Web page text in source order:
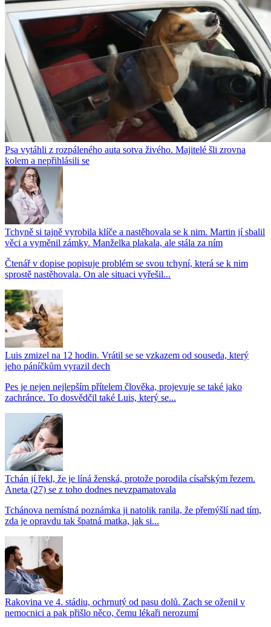
Psa vytáhli z rozpáleného auta sotva živého. Majitelé šli zrovna
kolem a nepřihlásili se
Tchyně si tajně vyrobila klíče a nastěhovala se k nim. Martin jí sbalil
věci a vyměnil zámky. Manželka plakala, ale stála za ním
Čtenář v dopise popisuje problém se svou tchyní, která se k nim
sprostě nastěhovala. On ale situaci vyřešil...
Luis zmizel na 12 hodin. Vrátil se se vzkazem od souseda, který
jeho páníčkům vyrazil dech
Pes je nejen nejlepším přítelem člověka, projevuje se také jako
zachránce. To dosvědčil také Luis, který se...
Tchán jí řekl, že je líná ženská, protože porodila císařským řezem.
Aneta (27) se z toho dodnes nevzpamatovala
Tchánova nemístná poznámka ji natolik ranila, že přemýšlí nad tím,
zda je opravdu tak špatná matka, jak si...
Rakovina ve 4. stádiu, ochrnutý od pasu dolů. Zach se oženil v
nemocnici a pak přišlo něco, čemu lékaři nerozumí